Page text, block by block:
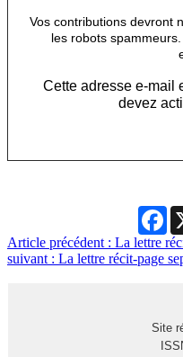
Vos contributions devront
les robots
Cette adresse e-mail
devez
Article précédent : La lettre
suivant : La lettre récit-page
Site